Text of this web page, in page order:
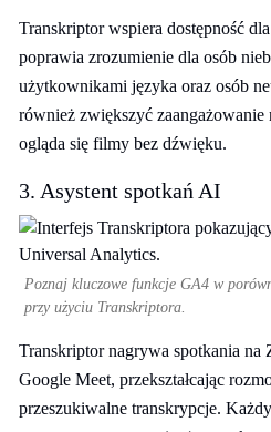
Transkriptor wspiera dostępność
poprawia zrozumienie dla osób
użytkownikami języka oraz osób
również zwiększyć zaangażowanie
ogląda się filmy bez dźwięku.
3. Asystent spotkań AI
Poznaj kluczowe funkcje GA4 w
przy użyciu Transkriptora.
Transkriptor nagrywa spotkania na
Google Meet, przekształcając
przeszukiwalne transkrypcje.